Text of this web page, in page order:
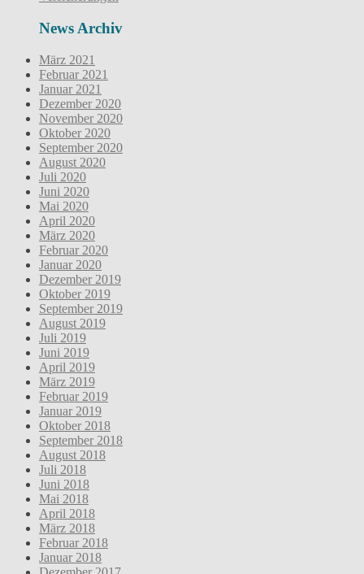
News Archiv
März 2021
Februar 2021
Januar 2021
Dezember 2020
November 2020
Oktober 2020
September 2020
August 2020
Juli 2020
Juni 2020
Mai 2020
April 2020
März 2020
Februar 2020
Januar 2020
Dezember 2019
Oktober 2019
September 2019
August 2019
Juli 2019
Juni 2019
April 2019
März 2019
Februar 2019
Januar 2019
Oktober 2018
September 2018
August 2018
Juli 2018
Juni 2018
Mai 2018
April 2018
März 2018
Februar 2018
Januar 2018